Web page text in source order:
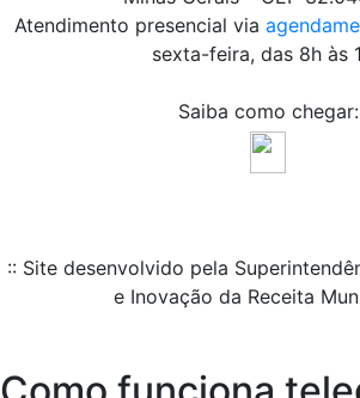
Atendimento presencial via
sexta-feira, das 8h às
Saiba como chegar:
:: Site desenvolvido pela
e Inovação da Receita